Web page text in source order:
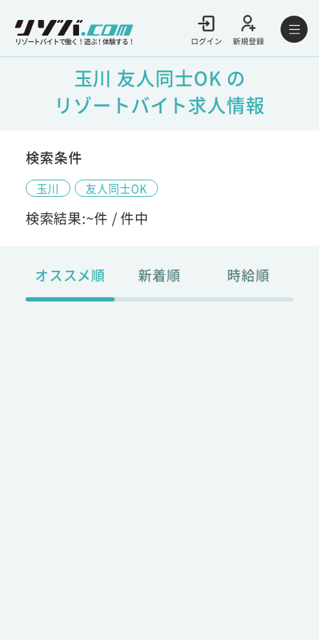
リゾートバイトで働く！遊ぶ！体験する！ ログイン 新規登録
玉川 友人同士OK の
リゾートバイト求人情報
検索条件
玉川 友人同士OK
検索結果:~件 /件中
オススメ順 新着順 時給順